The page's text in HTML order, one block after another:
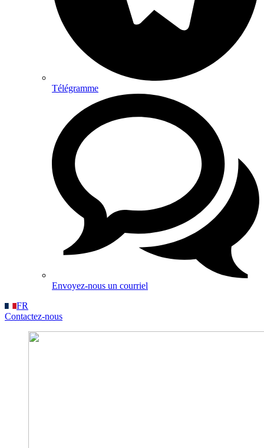
Télégramme
Envoyez-nous un courriel
FR
Contactez-nous